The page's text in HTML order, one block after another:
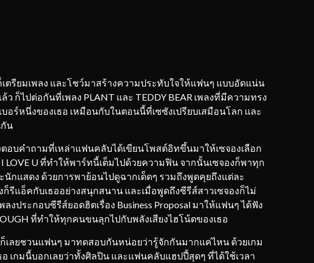
รียมเพลง และโชว์มาสร้างความประทับใจให้แฟนๆ แบบอัดแน่น
ก็ไปต่อกันที่เพลง PLANT และ TEDDY BEAR เพลงที่มีความทรง
อร์หนึ่งของเธอ เหมือนกับในตอนนี้ที่เซซังเปรียบเสมือนโลก และ
น
คำถามที่เหล่าแฟนคลับได้เขียนโพสต์อิทขึ้นมาให้เซจองเลือก
I LOVE U ที่ทำให้พาร์ทนี้เต็มไปด้วยความฟิน จากนั้นเซจองก็พาทุก
กแสดง ด้วยการพาย้อนไปดูฉากเด็ดๆ รวมถึงพูดคุยถึงแต่ละ
ก็รีแอ็คกับเธออย่างสนุกสนาน และเมื่อพูดถึงซีรีส์สาวเซจองก็ไม่
ลงประกอบซีรีส์ยอดฮิตเรื่อง Business Proposal มาให้แฟนๆ ได้ฟัง
ที่ทำให้ทุกคนขนลุกไปกับพลังเสียงไฮโน้ตของเธอ
ลยชวนแฟนๆ มาทดสอบกันหน่อยว่ารู้จักกันมากแค่ไหน ด้วยเกม
เกมนี้บอกเลยว่าทั้งศิลปิน และแฟนคลับแฮปปี้สุดๆ ที่ได้ใช้เวลา